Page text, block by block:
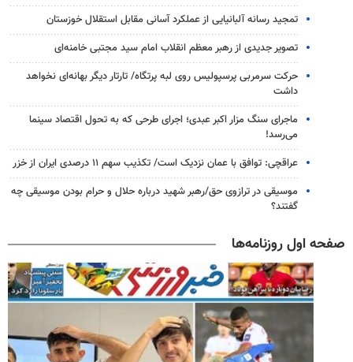
تمجید رسانه آلبانیایی از عملکرد آسانی مقابل استقلال خوزستان
تصویر جدیدی از رهبر معظم انقلاب امام سید مجتبی خامنه‌ای
حرکت سرمربی پرسپولیس روی لبه پرتگاه/ تارتار دیگر بهانه‌ای نخواهد
داشت
ماجرای سنگ مزار اکبر عبدی؛ اجرای طرحی که به تحول اقتصاد سینما
می‌رسد!
عراقچی: توافق با عمان نزدیک است/ تکذیب سهم ۱۱ درصدی ایران از خزر
موسیقی در ترازوی حق/رهبر شهید درباره حلال و حرام بودن موسیقی چه
گفتند؟
صفحه اول روزنامه‌ها